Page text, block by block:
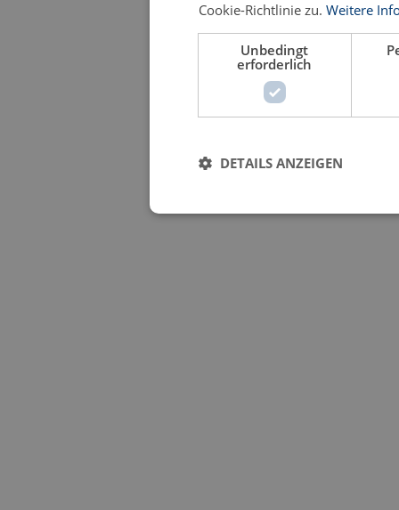
Cookie-Richtlinie zu. Weitere
Unbedingt
erforderlich
DETAILS ANZEIGEN